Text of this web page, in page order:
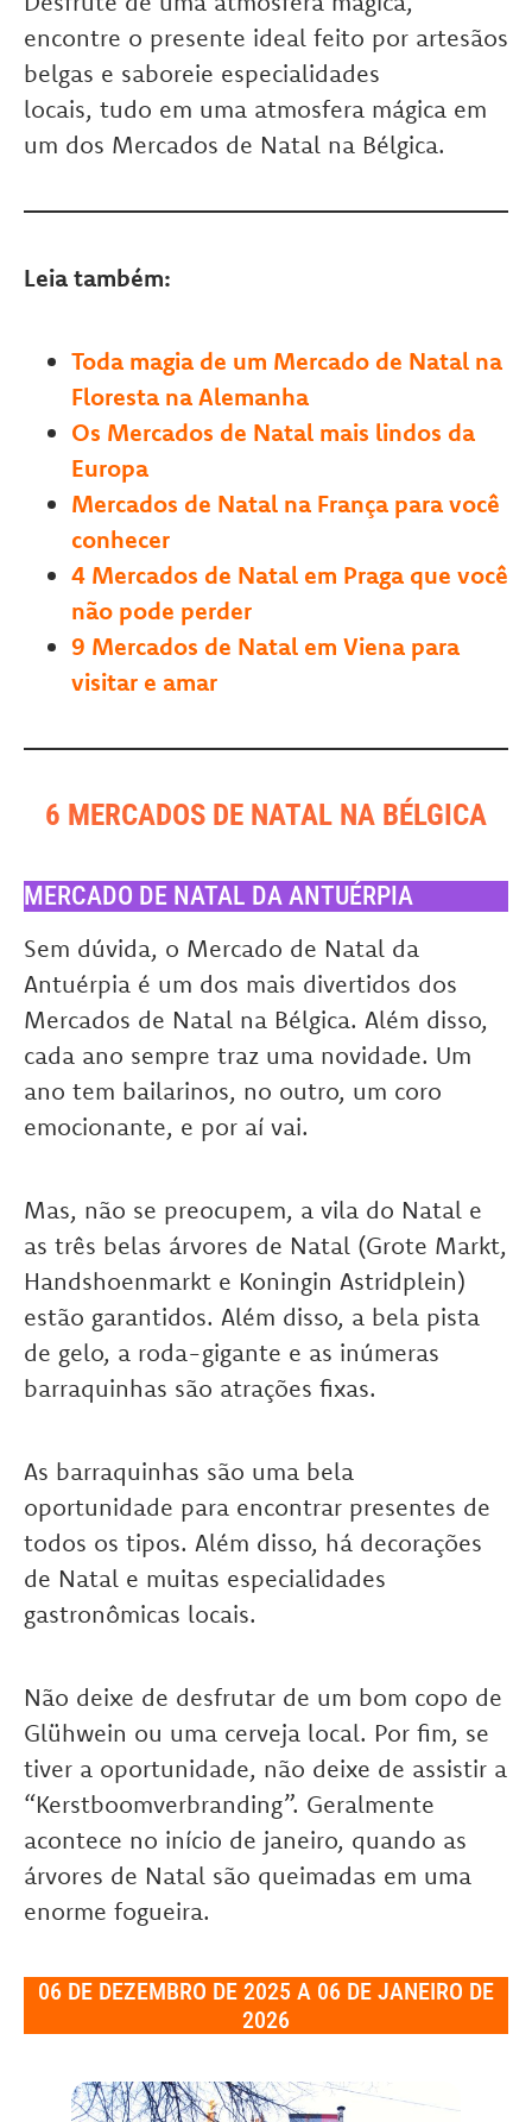
encontre o presente ideal feito por artesãos
belgas e saboreie especialidades
locais, tudo em uma atmosfera mágica em
um dos Mercados de Natal na Bélgica.
Leia também:
Toda magia de um Mercado de Natal na
Floresta na Alemanha
Os Mercados de Natal mais lindos da
Europa
Mercados de Natal na França para você
conhecer
4 Mercados de Natal em Praga que você
não pode perder
9 Mercados de Natal em Viena para
visitar e amar
6 MERCADOS DE NATAL NA BÉLGICA
MERCADO DE NATAL DA ANTUÉRPIA
Sem dúvida, o Mercado de Natal da
Antuérpia é um dos mais divertidos dos
Mercados de Natal na Bélgica. Além disso,
cada ano sempre traz uma novidade. Um
ano tem bailarinos, no outro, um coro
emocionante, e por aí vai.
Mas, não se preocupem, a vila do Natal e
as três belas árvores de Natal (Grote Markt,
Handshoenmarkt e Koningin Astridplein)
estão garantidos. Além disso, a bela pista
de gelo, a roda-gigante e as inúmeras
barraquinhas são atrações fixas.
As barraquinhas são uma bela
oportunidade para encontrar presentes de
todos os tipos. Além disso, há decorações
de Natal e muitas especialidades
gastronômicas locais.
Não deixe de desfrutar de um bom copo de
Glühwein ou uma cerveja local. Por fim, se
tiver a oportunidade, não deixe de assistir a
“Kerstboomverbranding”. Geralmente
acontece no início de janeiro, quando as
árvores de Natal são queimadas em uma
enorme fogueira.
06 DE DEZEMBRO DE 2025 A 06 DE JANEIRO DE
2026